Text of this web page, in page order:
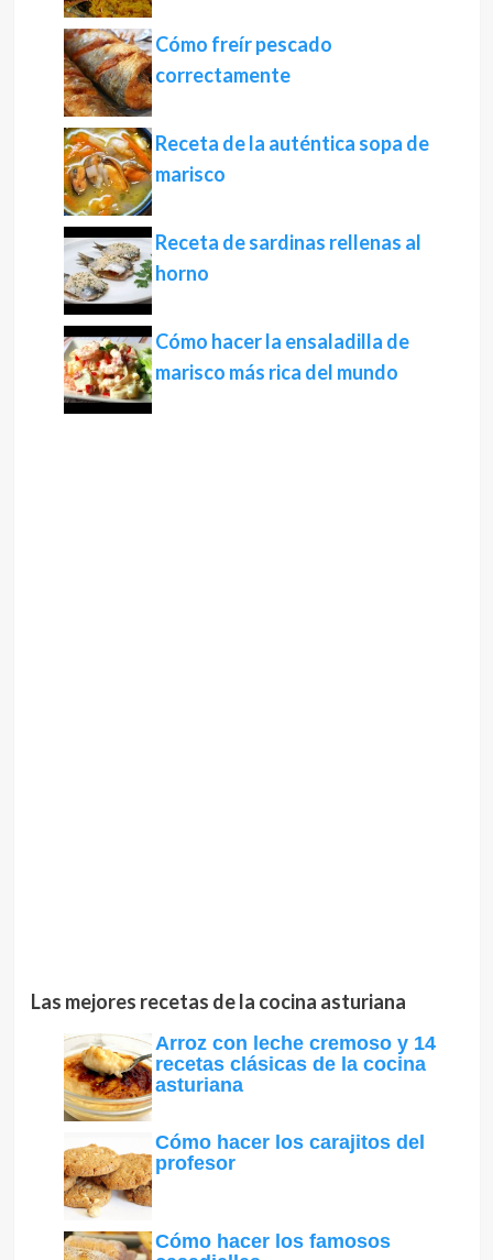
Cómo freír pescado
correctamente
Receta de la auténtica sopa de
marisco
Receta de sardinas rellenas al
horno
Cómo hacer la ensaladilla de
marisco más rica del mundo
Las mejores recetas de la cocina asturiana
Arroz con leche cremoso y 14
recetas clásicas de la cocina
asturiana
Cómo hacer los carajitos del
profesor
Cómo hacer los famosos